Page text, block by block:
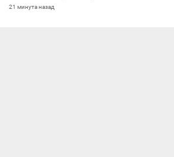
21 минута назад